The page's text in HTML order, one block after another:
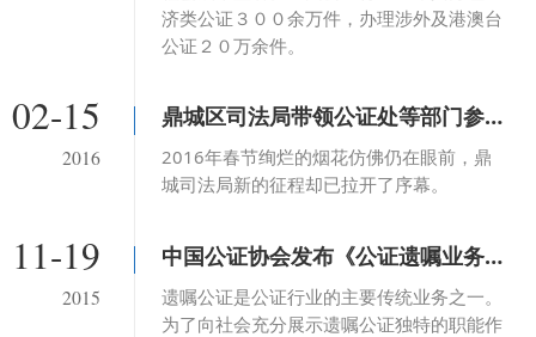
济类公证３００余万件，办理涉外及港澳台
公证２０万余件。
02-15
2016
鼎城区司法局带领公证处等部门参观学习浏阳市司法局公共法律服务中心
2016年春节绚烂的烟花仿佛仍在眼前，鼎
城司法局新的征程却已拉开了序幕。
11-19
2015
中国公证协会发布《公证遗嘱业务发展报告(2014)》
遗嘱公证是公证行业的主要传统业务之一。
为了向社会充分展示遗嘱公证独特的职能作